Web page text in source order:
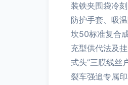
装铁夹围袋冷
防护手套、吸
坎50标准复合
充型供代法及
式头”三膜线丝
裂车强追专属